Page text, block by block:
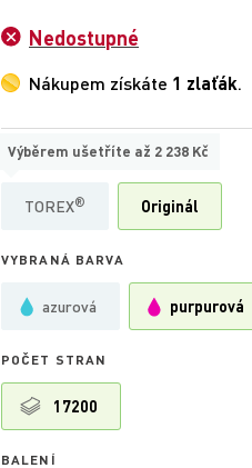
Nedostupné
Nákupem získáte 1 zlaťák.
TYP
TOREX®
Výběrem ušetříte až 2 238 Kč
Originál
VYBRANÁ BARVA
azurová purpurová
POČET STRAN
17200
BALENÍ